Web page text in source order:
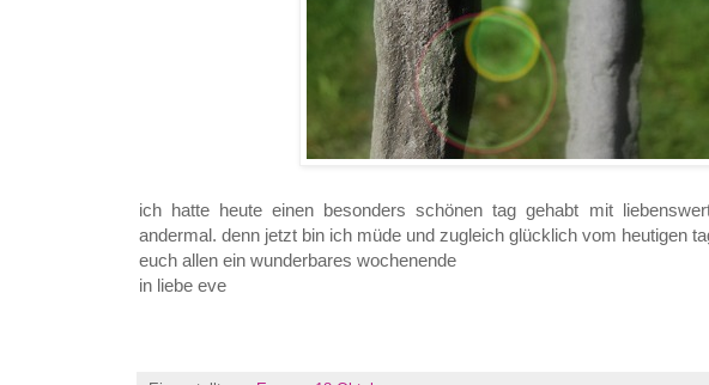
ich hatte heute einen besonders schönen tag gehabt mit
andermal. denn jetzt bin ich müde und zugleich glücklich vom heutigen
euch allen ein wunderbares wochenende
in liebe eve